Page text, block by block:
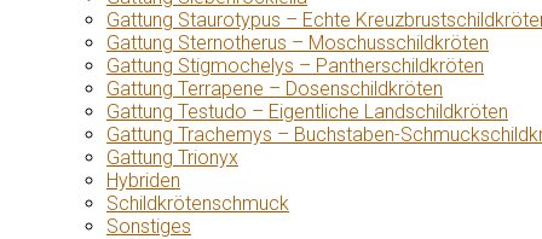
Gattung Staurotypus – Echte
Gattung Sternotherus – Moschusschildkröten
Gattung Stigmochelys – Pantherschildkröten
Gattung Terrapene – Dosenschildkröten
Gattung Testudo – Eigentliche Landschildkröten
Gattung Trachemys – Buchstaben-
Gattung Trionyx
Hybriden
Schildkrötenschmuck
Sonstiges